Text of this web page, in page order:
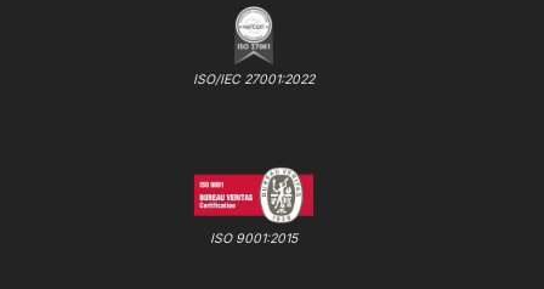
ISO/IEC 27001:2022
ISO 9001:2015